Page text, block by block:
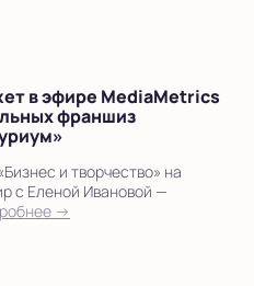
в эфире MediaMetrics
франшиз
и творчество» на
с Еленой Ивановой —
→